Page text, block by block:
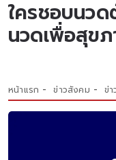
ใครชอบนวด
นวดเพื่อสุขภ
หน้าแรก ข่าวสังคม ข่